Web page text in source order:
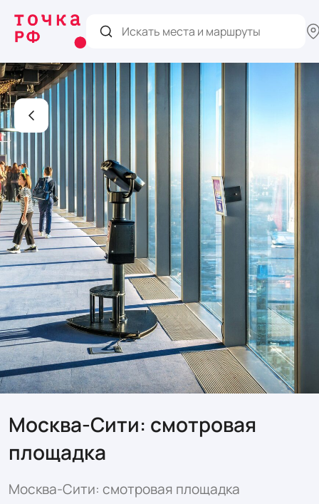
Москва‑Сити: смотровая
площадка
Москва‑Сити: смотровая площадка